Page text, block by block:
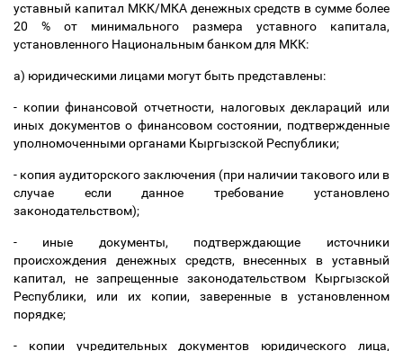
уставный капитал МКК/МКА денежных средств в сумме более
20 % от минимального размера уставного капитала,
установленного Национальным банком для МКК:
а) юридическими лицами могут быть представлены:
- копии финансовой отчетности, налоговых деклараций или
иных документов о финансовом состоянии, подтвержденные
уполномоченными органами Кыргызской Республики;
- копия аудиторского заключения (при наличии такового или в
случае если данное требование установлено
законодательством);
- иные документы, подтверждающие источники
происхождения денежных средств, внесенных в уставный
капитал, не запрещенные законодательством Кыргызской
Республики, или их копии, заверенные в установленном
порядке;
- копии учредительных документов юридического лица,